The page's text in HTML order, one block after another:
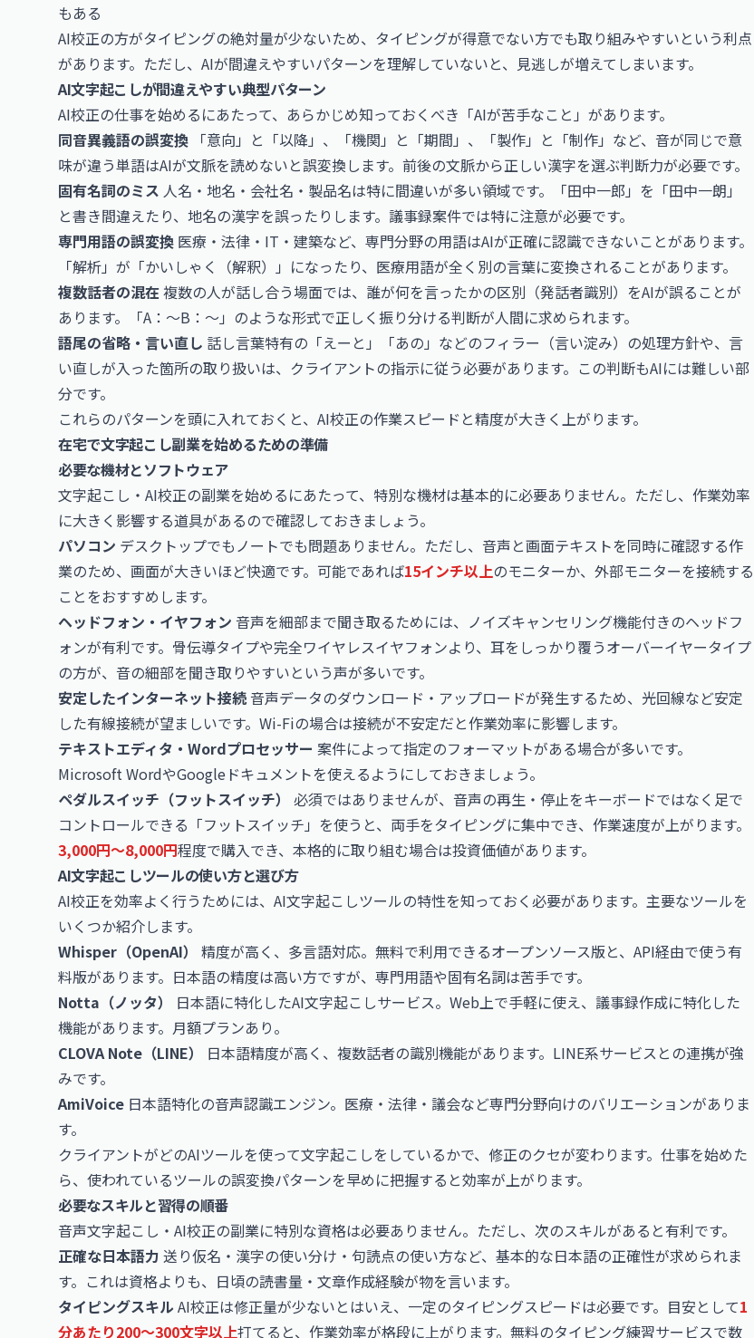
もある
AI校正の方がタイピングの絶対量が少ないため、タイピングが得意でない方でも取り組みやすいという利点
があります。ただし、AIが間違えやすいパターンを理解していないと、見逃しが増えてしまいます。
AI文字起こしが間違えやすい典型パターン
AI校正の仕事を始めるにあたって、あらかじめ知っておくべき「AIが苦手なこと」があります。
同音異義語の誤変換 「意向」と「以降」、「機関」と「期間」、「製作」と「制作」など、音が同じで意
味が違う単語はAIが文脈を読めないと誤変換します。前後の文脈から正しい漢字を選ぶ判断力が必要です。
固有名詞のミス 人名・地名・会社名・製品名は特に間違いが多い領域です。「田中一郎」を「田中一朗」
と書き間違えたり、地名の漢字を誤ったりします。議事録案件では特に注意が必要です。
専門用語の誤変換 医療・法律・IT・建築など、専門分野の用語はAIが正確に認識できないことがあります。
「解析」が「かいしゃく（解釈）」になったり、医療用語が全く別の言葉に変換されることがあります。
複数話者の混在複数の人が話し合う場面では、誰が何を言ったかの区別（発話者識別）をAIが誤ることが
あります。「A：〜B：〜」のような形式で正しく振り分ける判断が人間に求められます。
語尾の省略・言い直し 話し言葉特有の「えーと」「あの」などのフィラー（言い淀み）の処理方針や、言
い直しが入った箇所の取り扱いは、クライアントの指示に従う必要があります。この判断もAIには難しい部
分です。
これらのパターンを頭に入れておくと、AI校正の作業スピードと精度が大きく上がります。
在宅で文字起こし副業を始めるための準備
必要な機材とソフトウェア
文字起こし・AI校正の副業を始めるにあたって、特別な機材は基本的に必要ありません。ただし、作業効率
に大きく影響する道具があるので確認しておきましょう。
パソコン デスクトップでもノートでも問題ありません。ただし、音声と画面テキストを同時に確認する作
業のため、画面が大きいほど快適です。可能であれば15インチ以上のモニターか、外部モニターを接続する
ことをおすすめします。
ヘッドフォン・イヤフォン 音声を細部まで聞き取るためには、ノイズキャンセリング機能付きのヘッドフ
ォンが有利です。骨伝導タイプや完全ワイヤレスイヤフォンより、耳をしっかり覆うオーバーイヤータイプ
の方が、音の細部を聞き取りやすいという声が多いです。
安定したインターネット接続音声データのダウンロード・アップロードが発生するため、光回線など安定
した有線接続が望ましいです。Wi-Fiの場合は接続が不安定だと作業効率に影響します。
テキストエディタ・Wordプロセッサー 案件によって指定のフォーマットがある場合が多いです。
Microsoft WordやGoogleドキュメントを使えるようにしておきましょう。
ペダルスイッチ（フットスイッチ）
必須ではありませんが、音声の再生・停止をキーボードではなく足で
コントロールできる「フットスイッチ」を使うと、両手をタイピングに集中でき、作業速度が上がります。
3,000円〜8,000円程度で購入でき、本格的に取り組む場合は投資価値があります。
AI文字起こしツールの使い方と選び方
AI校正を効率よく行うためには、AI文字起こしツールの特性を知っておく必要があります。主要なツールを
いくつか紹介します。
Whisper（OpenAI）
精度が高く、多言語対応。無料で利用できるオープンソース版と、API経由で使う有
料版があります。日本語の精度は高い方ですが、専門用語や固有名詞は苦手です。
Notta（ノッタ）
日本語に特化したAI文字起こしサービス。Web上で手軽に使え、議事録作成に特化した
機能があります。月額プランあり。
CLOVA Note（LINE）
日本語精度が高く、複数話者の識別機能があります。LINE系サービスとの連携が強
みです。
AmiVoice 日本語特化の音声認識エンジン。医療・法律・議会など専門分野向けのバリエーションがありま
す。
クライアントがどのAIツールを使って文字起こしをしているかで、修正のクセが変わります。仕事を始めた
ら、使われているツールの誤変換パターンを早めに把握すると効率が上がります。
必要なスキルと習得の順番
音声文字起こし・AI校正の副業に特別な資格は必要ありません。ただし、次のスキルがあると有利です。
正確な日本語力 送り仮名・漢字の使い分け・句読点の使い方など、基本的な日本語の正確性が求められま
す。これは資格よりも、日頃の読書量・文章作成経験が物を言います。
タイピングスキル AI校正は修正量が少ないとはいえ、一定のタイピングスピードは必要です。目安として1
分あたり200〜300文字以上打てると、作業効率が格段に上がります。無料のタイピング練習サービスで数